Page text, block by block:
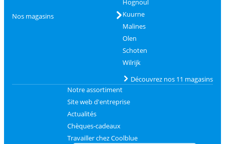
Nos magasins
Hognoul
Kuurne
Malines
Olen
Schoten
Wilrijk
Découvrez nos 11 magasins
Notre assortiment
Site web d'entreprise
Actualités
Chèques-cadeaux
Travailler chez Coolblue